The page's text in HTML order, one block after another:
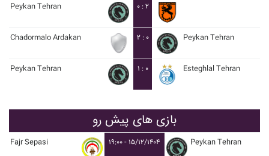
Peykan Tehran ۰ : ۲
Chadormalo Ardakan ۲ : ۰ Peykan Tehran
Peykan Tehran ۱ : ۰ Esteghlal Tehran
بازی های پیش رو
Fajr Sepasi ۱۹:۰۰ - ۱۵/۱۲/۱۴۰۴ Peykan Tehran